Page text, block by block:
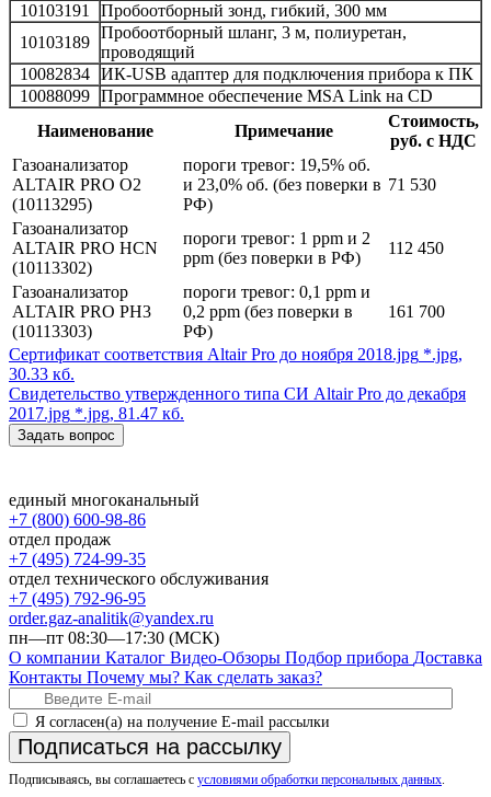
10103191
Пробоотборный зонд, гибкий, 300 мм
10103189
Пробоотборный шланг, 3 м, полиуретан,
проводящий
10082834 ИК-USB адаптер для подключения прибора к ПК
10088099 Программное обеспечение MSA Link на CD
Наименование
Примечание
Стоимость,
руб. с НДС
Газоанализатор
ALTAIR PRO O2
(10113295)
пороги тревог: 19,5% об.
и 23,0% об. (без поверки в
РФ)
71 530
Газоанализатор
ALTAIR PRO HCN
(10113302)
пороги тревог: 1 ppm и 2
ppm (без поверки в РФ)
112 450
Газоанализатор
ALTAIR PRO PH3
(10113303)
пороги тревог: 0,1 ppm и
0,2 ppm (без поверки в
РФ)
161 700
Сертификат соответствия Altair Pro до ноября 2018.jpg *.jpg,
30.33 кб.
Свидетельство утвержденного типа СИ Altair Pro до декабря
2017.jpg *.jpg, 81.47 кб.
Задать вопрос
единый многоканальный
+7 (800) 600-98-86
отдел продаж
+7 (495) 724-99-35
отдел технического обслуживания
+7 (495) 792-96-95
order.gaz-analitik@yandex.ru
пн—пт 08:30—17:30 (МСК)
О компании Каталог Видео-Обзоры Подбор прибора Доставка
Контакты Почему мы? Как сделать заказ?
Я согласен(а) на получение E-mail рассылки
Подписаться на рассылку
Подписываясь, вы соглашаетесь с условиями обработки персональных данных.